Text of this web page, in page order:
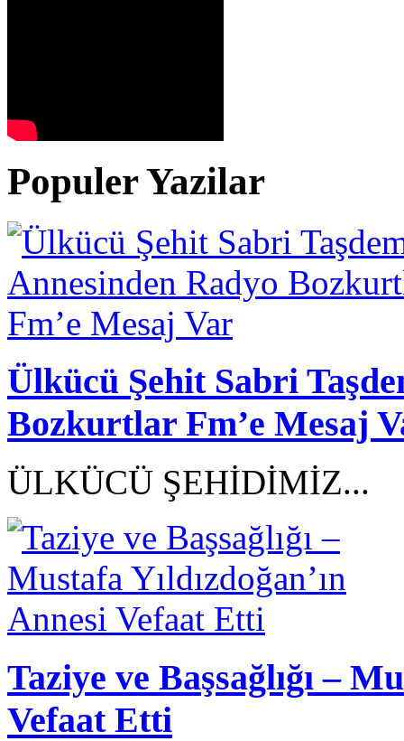
Populer Yazilar
Ülkücü Şehit Sabri
Bozkurtlar Fm’e Mesaj
ÜLKÜCÜ ŞEHİDİMİZ...
Taziye ve Başsağlığı –
Vefaat Etti